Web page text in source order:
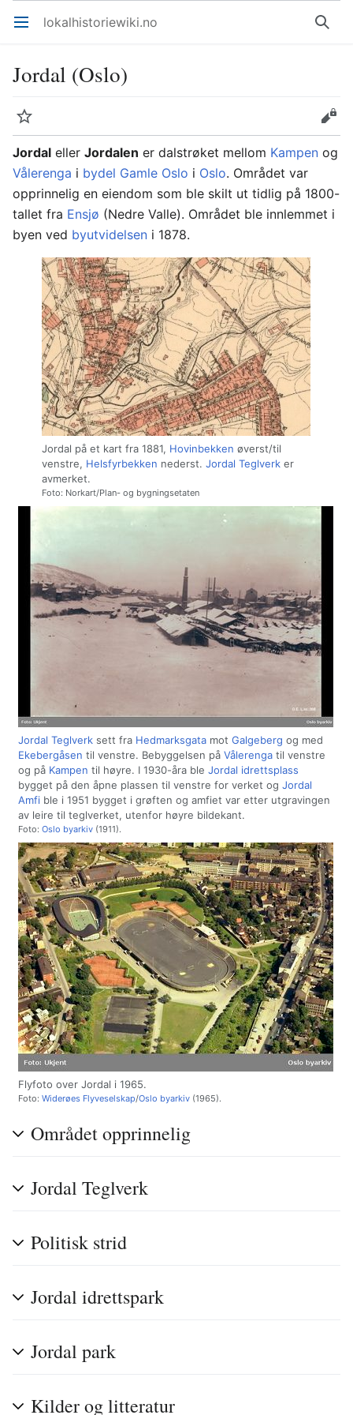
Åpne hovedmenyen lokalhistoriewiki.no Søk
Jordal (Oslo)
Overvåk
Rediger
Jordal eller Jordalen er dalstrøket mellom Kampen og
Vålerenga i bydel Gamle Oslo i Oslo. Området var
opprinnelig en eiendom som ble skilt ut tidlig på 1800-
tallet fra Ensjø (Nedre Valle). Området ble innlemmet i
byen ved byutvidelsen i 1878.
Jordal på et kart fra 1881, Hovinbekken øverst/til
venstre, Helsfyrbekken nederst. Jordal Teglverker
avmerket.
Foto: Norkart/Plan- og bygningsetaten
Jordal Teglverk sett fra Hedmarksgata mot Galgeberg og med
Ekebergåsen til venstre. Bebyggelsen på Vålerenga til venstre
og på Kampen til høyre. I 1930-åra ble Jordal idrettsplass
bygget på den åpne plassen til venstre for verket og Jordal
Amfi ble i 1951 bygget i grøften og amfiet var etter utgravingen
av leire til teglverket, utenfor høyre bildekant.
Foto: Oslo byarkiv (1911).
Flyfoto over Jordal i 1965.
Foto: Widerøes Flyveselskap/Oslo byarkiv (1965).
Området opprinnelig
Jordal Teglverk
Politisk strid
Jordal idrettspark
Jordal park
Kilder og litteratur